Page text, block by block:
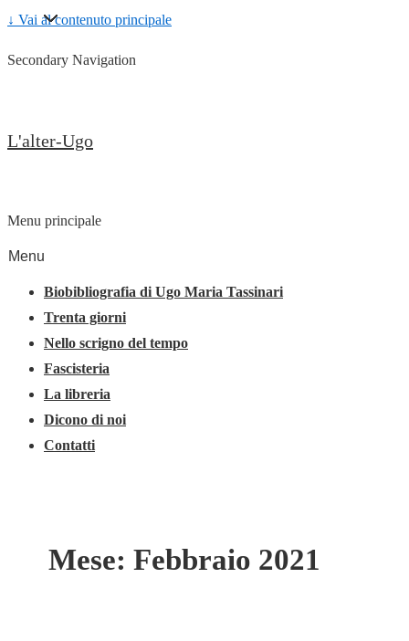
↓ Vai al contenuto principale
Secondary Navigation
L'alter-Ugo
Menu principale
Menu
Biobibliografia di Ugo Maria Tassinari
Trenta giorni
Nello scrigno del tempo
Fascisteria
La libreria
Dicono di noi
Contatti
Mese: Febbraio 2021